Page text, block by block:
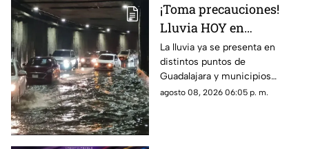
resultados.
¡Toma precauciones!
Lluvia HOY en
Guadalajara deja
fuertes vientos y
amenaza de granizo
La lluvia ya se presenta en
distintos puntos de
Guadalajara y municipios
cercanos, con fuertes vientos,
agosto 08, 2026 06:05 p. m.